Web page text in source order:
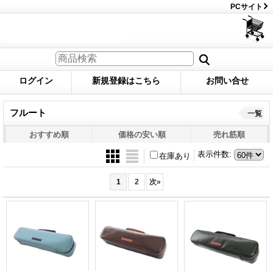
PCサイト
ログイン 新規登録はこちら お問い合せ
フルート 一覧
おすすめ順 価格の安い順 売れ筋順
表示件数:
在庫あり
1 2 次»